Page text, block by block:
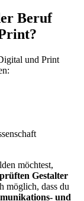
Beruf
und Print
möchtest,
Gestalter
möglich, dass du
und